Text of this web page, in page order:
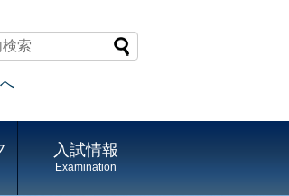
入試情報
Examination